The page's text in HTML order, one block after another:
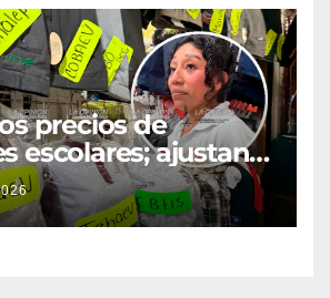
precios de
escolares; ajustan